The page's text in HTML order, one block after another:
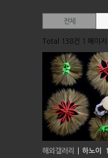
전체
Total 138건 1 페이지
해외갤러리 하노이 1